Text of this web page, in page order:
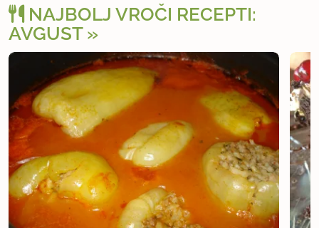
NAJBOLJ VROČI RECEPTI:
AVGUST